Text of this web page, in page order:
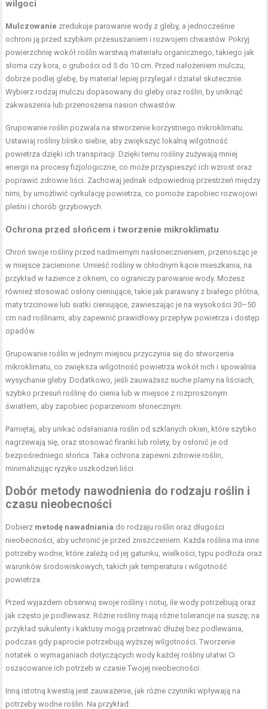
wilgoci
Mulczowanie zredukuje parowanie wody z gleby, a jednocześnie
ochroni ją przed szybkim przesuszaniem i rozwojem chwastów. Pokryj
powierzchnię wokół roślin warstwą materiału organicznego, takiego jak
słoma czy kora, o grubości od 5 do 10 cm. Przed nałożeniem mulczu,
dobrze podlej glebę, by materiał lepiej przylegał i działał skutecznie.
Wybierz rodzaj mulczu dopasowany do gleby oraz roślin, by uniknąć
zakwaszenia lub przenoszenia nasion chwastów.
Grupowanie roślin pozwala na stworzenie korzystnego mikroklimatu.
Ustawiaj rośliny blisko siebie, aby zwiększyć lokalną wilgotność
powietrza dzięki ich transpiracji. Dzięki temu rośliny zużywają mniej
energii na procesy fizjologiczne, co może przyspieszyć ich wzrost oraz
poprawić zdrowie liści. Zachowaj jednak odpowiednią przestrzeń między
nimi, by umożliwić cyrkulację powietrza, co pomoże zapobiec rozwojowi
pleśni i chorób grzybowych.
Ochrona przed słońcem i tworzenie mikroklimatu
Chroń swoje rośliny przed nadmiernym nasłonecznieniem, przenosząc je
w miejsce zacienione. Umieść rośliny w chłodnym kącie mieszkania, na
przykład w łazience z oknem, co ograniczy parowanie wody. Możesz
również stosować osłony cieniujące, takie jak parawany z białego płótna,
maty trzcinowe lub siatki cieniujące, zawieszając je na wysokości 30–50
cm nad roślinami, aby zapewnić prawidłowy przepływ powietrza i dostęp
opadów.
Grupowanie roślin w jednym miejscu przyczynia się do stworzenia
mikroklimatu, co zwiększa wilgotność powietrza wokół nich i spowalnia
wysychanie gleby. Dodatkowo, jeśli zauważasz suche plamy na liściach,
szybko przesuń roślinę do cienia lub w miejsce z rozproszonym
światłem, aby zapobiec poparzeniom słonecznym.
Pamiętaj, aby unikać odsłaniania roślin od szklanych okien, które szybko
nagrzewają się, oraz stosować firanki lub rolety, by osłonić je od
bezpośredniego słońca. Taka ochrona zapewni zdrowie roślin,
minimalizując ryzyko uszkodzeń liści.
Dobór metody nawodnienia do rodzaju roślin i
czasu nieobecności
Dobierz metodę nawadniania do rodzaju roślin oraz długości
nieobecności, aby uchronić je przed zniszczeniem. Każda roślina ma inne
potrzeby wodne, które zależą od jej gatunku, wielkości, typu podłoża oraz
warunków środowiskowych, takich jak temperatura i wilgotność
powietrza.
Przed wyjazdem obserwuj swoje rośliny i notuj, ile wody potrzebują oraz
jak często je podlewasz. Różne rośliny mają różne tolerancje na suszę; na
przykład sukulenty i kaktusy mogą przetrwać dłużej bez podlewania,
podczas gdy paprocie potrzebują wyższej wilgotności. Tworzenie
notatek o wymaganiach dotyczących wody każdej rośliny ułatwi Ci
oszacowanie ich potrzeb w czasie Twojej nieobecności.
Inną istotną kwestią jest zauważenie, jak różne czynniki wpływają na
potrzeby wodne roślin. Na przykład: